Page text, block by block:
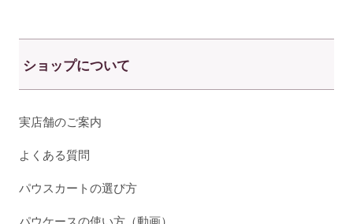
ショップについて
実店舗のご案内
よくある質問
パウスカートの選び方
パウケースの使い方（動画）